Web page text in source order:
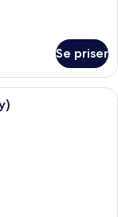
Se priser
med to senge, et